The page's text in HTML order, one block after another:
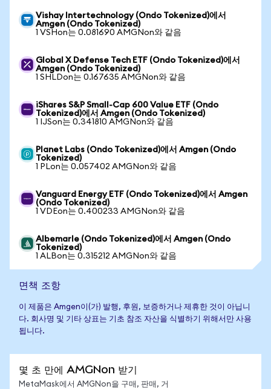
Vishay Intertechnology (Ondo Tokenized)에서
Amgen (Ondo Tokenized)
1 VSHon는 0.081690 AMGNon와 같음
Global X Defense Tech ETF (Ondo Tokenized)에서
Amgen (Ondo Tokenized)
1 SHLDon는 0.167635 AMGNon와 같음
iShares S&P Small-Cap 600 Value ETF (Ondo
Tokenized)에서 Amgen (Ondo Tokenized)
1 IJSon는 0.341810 AMGNon와 같음
Planet Labs (Ondo Tokenized)에서 Amgen (Ondo
Tokenized)
1 PLon는 0.057402 AMGNon와 같음
Vanguard Energy ETF (Ondo Tokenized)에서 Amgen
(Ondo Tokenized)
1 VDEon는 0.400233 AMGNon와 같음
Albemarle (Ondo Tokenized)에서 Amgen (Ondo
Tokenized)
1 ALBon는 0.315212 AMGNon와 같음
면책 조항
이 제품은 Amgen이(가) 발행, 후원, 보증하거나 제휴한 것이 아닙니
다. 회사명 및 기타 상표는 기초 참조 자산을 식별하기 위해서만 사용
됩니다.
몇 초 만에 AMGNon 받기
MetaMask에서 AMGNon을 구매, 판매, 거